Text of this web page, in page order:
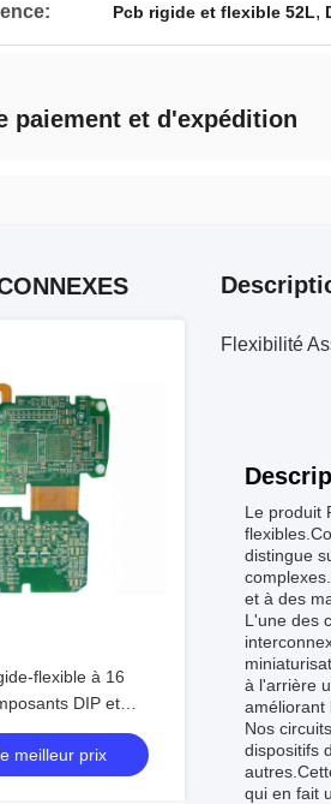
Pcb rigide et flexible 52L,
paiement et d'expédition
flexible à 16
DIP et
HASL sans plomb
meilleur prix
Flexibilité
Le produit
distingue
et à des
L'une des
à l'arrière
améliorant
Nos
dispositifs
qui en fait